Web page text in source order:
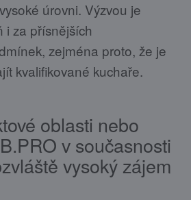
úrovni. Výzvou je
i za přísnějších
zejména proto, že je
kvalifikované kuchaře.
oblasti nebo
v současnosti
vysoký zájem